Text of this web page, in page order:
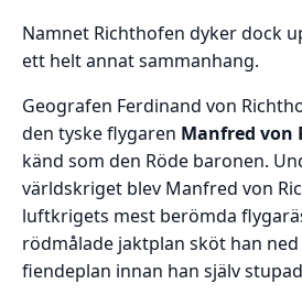
Namnet Richthofen dyker dock
ett helt annat sammanhang.
Geografen Ferdinand von
den tyske flygaren Manfred von
känd som den Röde baronen.
världskriget blev Manfred von
luftkrigets mest berömda
rödmålade jaktplan sköt han
fiendeplan innan han själv